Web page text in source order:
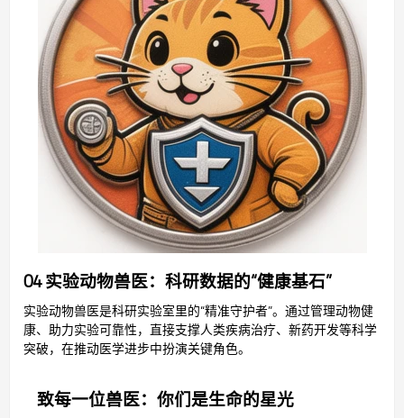
04 实验动物兽医：科研数据的“健康基石”
实验动物兽医是科研实验室里的“精准守护者”。通过管理动物健
康、助力实验可靠性，直接支撑人类疾病治疗、新药开发等科学
突破，在推动医学进步中扮演关键角色。
致每一位兽医：你们是生命的星光